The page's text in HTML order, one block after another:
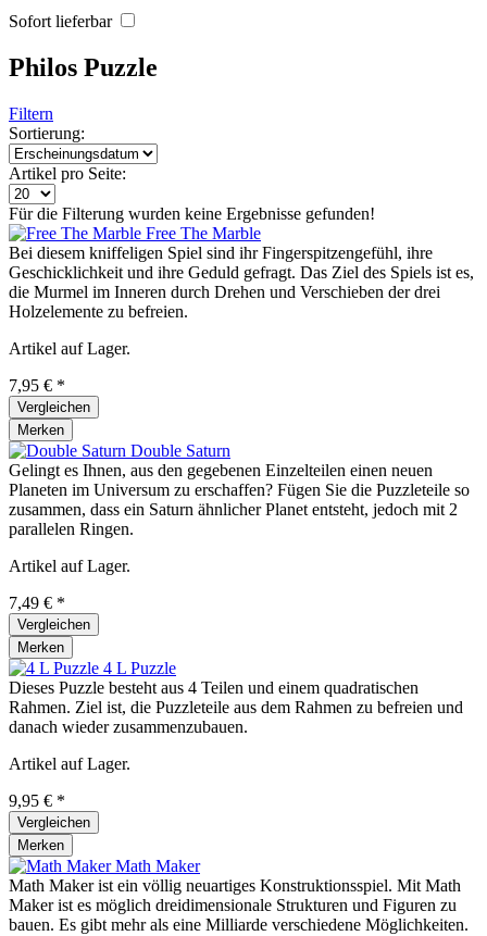
Sofort lieferbar
Philos Puzzle
Filtern
Sortierung:
Artikel pro Seite:
Für die Filterung wurden keine Ergebnisse gefunden!
Free The Marble
Bei diesem kniffeligen Spiel sind ihr Fingerspitzengefühl, ihre
Geschicklichkeit und ihre Geduld gefragt. Das Ziel des Spiels ist es,
die Murmel im Inneren durch Drehen und Verschieben der drei
Holzelemente zu befreien.
Artikel auf Lager.
7,95 € *
Vergleichen
Merken
Double Saturn
Gelingt es Ihnen, aus den gegebenen Einzelteilen einen neuen
Planeten im Universum zu erschaffen? Fügen Sie die Puzzleteile so
zusammen, dass ein Saturn ähnlicher Planet entsteht, jedoch mit 2
parallelen Ringen.
Artikel auf Lager.
7,49 € *
Vergleichen
Merken
4 L Puzzle
Dieses Puzzle besteht aus 4 Teilen und einem quadratischen
Rahmen. Ziel ist, die Puzzleteile aus dem Rahmen zu befreien und
danach wieder zusammenzubauen.
Artikel auf Lager.
9,95 € *
Vergleichen
Merken
Math Maker
Math Maker ist ein völlig neuartiges Konstruktionsspiel. Mit Math
Maker ist es möglich dreidimensionale Strukturen und Figuren zu
bauen. Es gibt mehr als eine Milliarde verschiedene Möglichkeiten.